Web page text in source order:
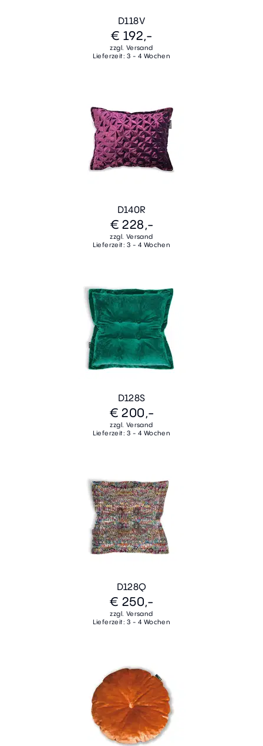
D118V
€ 192,-
zzgl. Versand
Lieferzeit: 3 - 4 Wochen
D140R
€ 228,-
zzgl. Versand
Lieferzeit: 3 - 4 Wochen
D128S
€ 200,-
zzgl. Versand
Lieferzeit: 3 - 4 Wochen
D128Q
€ 250,-
zzgl. Versand
Lieferzeit: 3 - 4 Wochen